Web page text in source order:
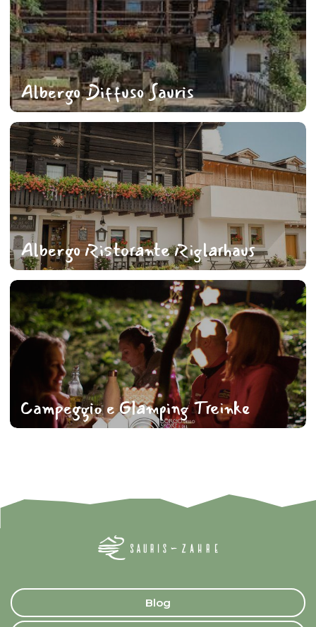
Albergo Diffuso Sauris
Albergo Ristorante Riglarhaus
Campeggio e Glamping Treinke
Blog